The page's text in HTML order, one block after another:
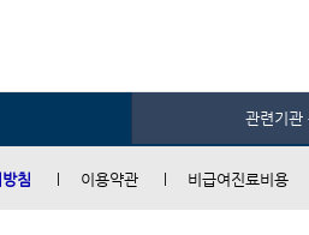
관련기관
침 이용약관 비급여진료비용